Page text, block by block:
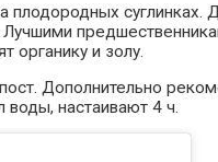
суглинках.
органику и золу.
Дополнительно
воды, настаивают 4 ч.